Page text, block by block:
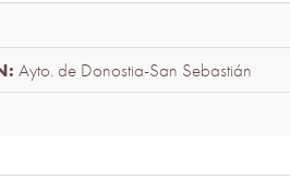
Ayto. de Donostia-San Sebastián